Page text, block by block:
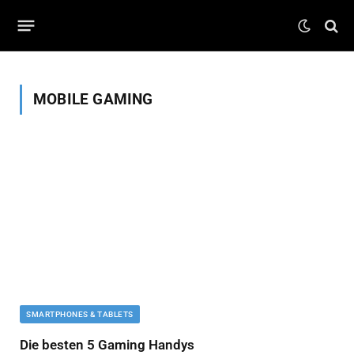
MOBILE GAMING
SMARTPHONES & TABLETS
Die besten 5 Gaming Handys